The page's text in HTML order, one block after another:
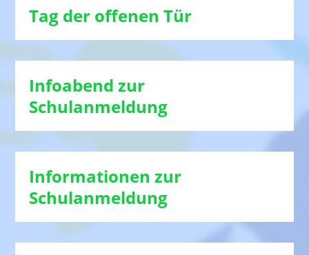
Tag der offenen Tür
Infoabend zur
Schulanmeldung
Informationen zur
Schulanmeldung